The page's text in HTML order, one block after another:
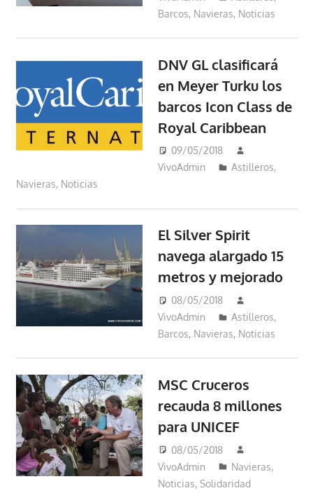
Barcos, Navieras, Noticias
DNV GL clasificará
en Meyer Turku los
barcos Icon Class de
Royal Caribbean
09/05/2018
VivoAdmin
Astilleros,
Navieras, Noticias
El Silver Spirit
navega alargado 15
metros y mejorado
08/05/2018
VivoAdmin
Astilleros,
Barcos, Navieras, Noticias
MSC Cruceros
recauda 8 millones
para UNICEF
08/05/2018
VivoAdmin
Navieras,
Noticias,Solidaridad